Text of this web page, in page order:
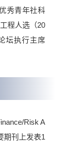
秀青年社科
程人选（20
坛执行主席
Risk A
期刊上发表1